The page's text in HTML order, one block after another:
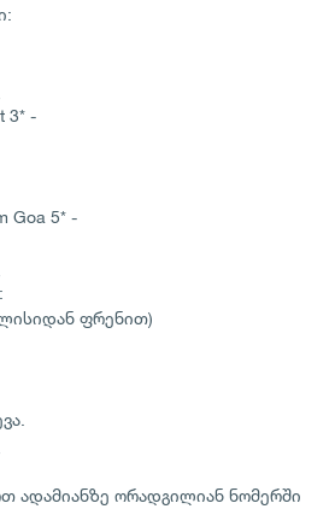
3* -
Goa 5* -
ფრენით)
ადამიანზე ორადგილიან ნომერში